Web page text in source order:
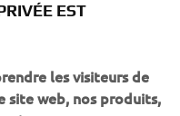
CELLES
DE
SERAIT-ELLE
EST
les visiteurs de
web, nos produits,